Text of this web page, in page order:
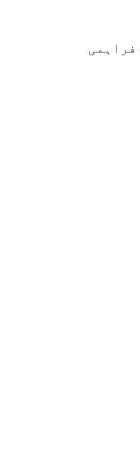
فراہمی